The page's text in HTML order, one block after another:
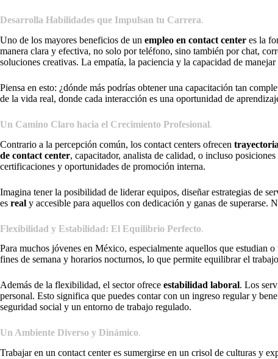
Desarrolla Habilidades que Impulsan tu Carrera.
Uno de los mayores beneficios de un empleo en contact center es la
manera clara y efectiva, no solo por teléfono, sino también por chat,
soluciones creativas. La empatía, la paciencia y la capacidad de
Piensa en esto: ¿dónde más podrías obtener una capacitación tan
de la vida real, donde cada interacción es una oportunidad de
Un Camino Claro hacia el Crecimiento Profesional.
Contrario a la percepción común, los contact centers ofrecen
de contact center, capacitador, analista de calidad, o incluso
certificaciones y oportunidades de promoción interna.
Imagina tener la posibilidad de liderar equipos, diseñar estrategias de
es real y accesible para aquellos con dedicación y ganas de superarse.
Flexibilidad y Estabilidad: El Equilibrio Perfecto.
Para muchos jóvenes en México, especialmente aquellos que estudian
fines de semana y horarios nocturnos, lo que permite equilibrar el
Además de la flexibilidad, el sector ofrece estabilidad laboral. Los
personal. Esto significa que puedes contar con un ingreso regular y
seguridad social y un entorno de trabajo regulado.
Un Ambiente Diverso y Dinámico.
Trabajar en un contact center es sumergirse en un crisol de culturas y